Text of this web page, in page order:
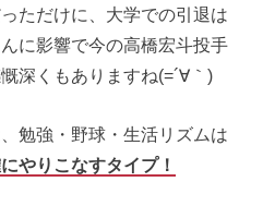
ただけに、大学での引退は
に影響で今の高橋宏斗投手
深くもありますね(=´∀｀)
勉強・野球・生活リズムは
やりこなすタイプ！